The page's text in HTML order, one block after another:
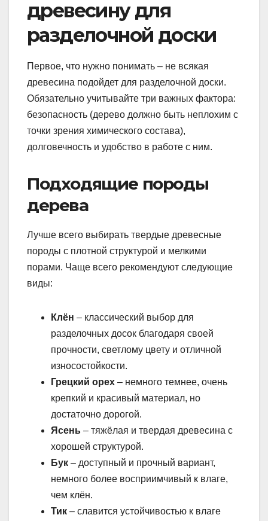
древесину для
разделочной доски
Первое, что нужно понимать – не всякая
древесина подойдет для разделочной доски.
Обязательно учитывайте три важных фактора:
безопасность (дерево должно быть неплохим с
точки зрения химического состава),
долговечность и удобство в работе с ним.
Подходящие породы
дерева
Лучше всего выбирать твердые древесные
породы с плотной структурой и мелкими
порами. Чаще всего рекомендуют следующие
виды:
Клён – классический выбор для
разделочных досок благодаря своей
прочности, светлому цвету и отличной
износостойкости.
Грецкий орех – немного темнее, очень
крепкий и красивый материал, но
достаточно дорогой.
Ясень – тяжёлая и твердая древесина с
хорошей структурой.
Бук – доступный и прочный вариант,
немного более восприимчивый к влаге,
чем клён.
Тик – славится устойчивостью к влаге